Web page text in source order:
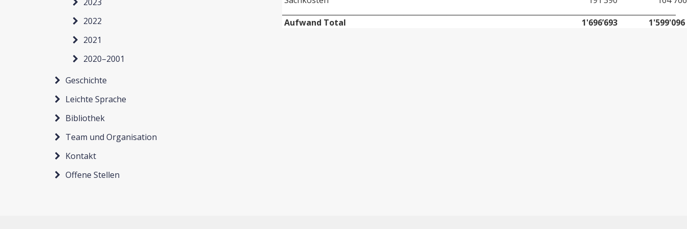
2022
2021
2020–2001
Geschichte
Leichte Sprache
Bibliothek
Team und Organisation
Kontakt
Offene Stellen
Aufwand Total
1'696’693 1'599'096